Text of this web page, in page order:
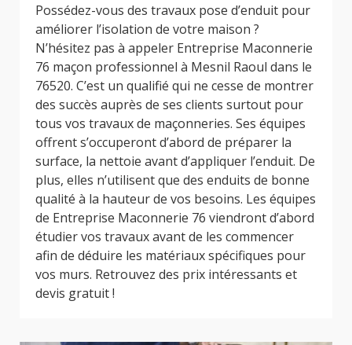
Possédez-vous des travaux pose d’enduit pour
améliorer l’isolation de votre maison ?
N’hésitez pas à appeler Entreprise Maconnerie
76 maçon professionnel à Mesnil Raoul dans le
76520. C’est un qualifié qui ne cesse de montrer
des succès auprès de ses clients surtout pour
tous vos travaux de maçonneries. Ses équipes
offrent s’occuperont d’abord de préparer la
surface, la nettoie avant d’appliquer l’enduit. De
plus, elles n’utilisent que des enduits de bonne
qualité à la hauteur de vos besoins. Les équipes
de Entreprise Maconnerie 76 viendront d’abord
étudier vos travaux avant de les commencer
afin de déduire les matériaux spécifiques pour
vos murs. Retrouvez des prix intéressants et
devis gratuit !